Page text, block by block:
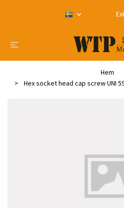
Hem
Hex socket head cap screw UNI